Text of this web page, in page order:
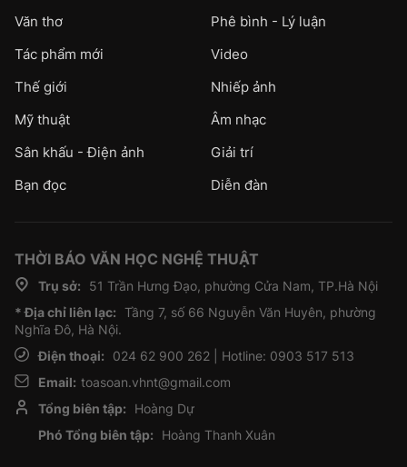
Văn thơ
Phê bình - Lý luận
Tác phẩm mới
Video
Thế giới
Nhiếp ảnh
Mỹ thuật
Âm nhạc
Sân khấu - Điện ảnh
Giải trí
Bạn đọc
Diễn đàn
THỜI BÁO VĂN HỌC NGHỆ THUẬT
Trụ sở:
51 Trần Hưng Đạo, phường Cửa Nam, TP.Hà Nội
* Địa chỉ liên lạc: Tầng 7, số 66 Nguyễn Văn Huyên, phường
Nghĩa Đô, Hà Nội.
Điện thoại:
024 62 900 262 | Hotline: 0903 517 513
Email: toasoan.vhnt@gmail.com
Tổng biên tập:
Hoàng Dự
Phó Tổng biên tập:
Hoàng Thanh Xuân